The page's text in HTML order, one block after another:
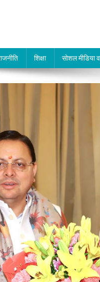
शिक्षा सोशल मीडिया